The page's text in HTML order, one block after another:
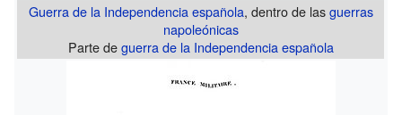
Guerra de la Independencia española, dentro de lasguerras
napoleónicas
Parte deguerra de la Independencia española